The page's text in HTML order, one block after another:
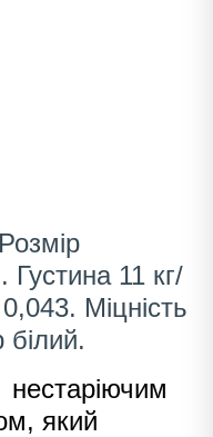
11 кг/
Міцність
білий.
який